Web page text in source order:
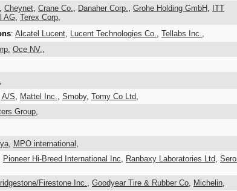
, Cheynet, Crane Co., Danaher Corp., Grohe Holding GmbH , ITT
AG, Terex Corp,
: Alcatel Lucent, Lucent Technologies Co., Tellabs Inc.,
, Oce NV.,
,
A/S, Mattel Inc., Smoby, Tomy Co Ltd,
Group,
, MPO international ,
Pioneer Hi-Breed International Inc, Ranbaxy Laboratories Ltd,
Firestone Inc., Goodyear Tire & Rubber Co, Michelin,